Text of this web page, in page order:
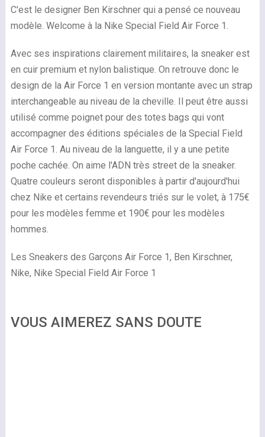
C'est le designer Ben Kirschner qui a pensé ce nouveau
modèle. Welcome à la Nike Special Field Air Force 1.
Avec ses inspirations clairement militaires, la sneaker est
en cuir premium et nylon balistique. On retrouve donc le
design de la Air Force 1 en version montante avec un strap
interchangeable au niveau de la cheville. Il peut être aussi
utilisé comme poignet pour des totes bags qui vont
accompagner des éditions spéciales de la Special Field
Air Force 1. Au niveau de la languette, il y a une petite
poche cachée. On aime l'ADN très street de la sneaker.
Quatre couleurs seront disponibles à partir d'aujourd'hui
chez Nike et certains revendeurs triés sur le volet, à 175€
pour les modèles femme et 190€ pour les modèles
hommes.
Les Sneakers des Garçons Air Force 1, Ben Kirschner,
Nike, Nike Special Field Air Force 1
VOUS AIMEREZ SANS DOUTE